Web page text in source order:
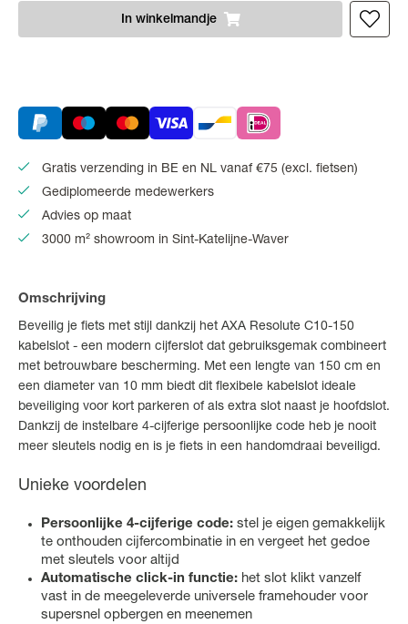
In winkelmandje
Gratis verzending in BE en NL vanaf €75 (excl. fietsen)
Gediplomeerde medewerkers
Advies op maat
3000 m² showroom in Sint-Katelijne-Waver
Omschrijving
Beveilig je fiets met stijl dankzij het AXA Resolute C10-150
kabelslot - een modern cijferslot dat gebruiksgemak combineert
met betrouwbare bescherming. Met een lengte van 150 cm en
een diameter van 10 mm biedt dit flexibele kabelslot ideale
beveiliging voor kort parkeren of als extra slot naast je hoofdslot.
Dankzij de instelbare 4-cijferige persoonlijke code heb je nooit
meer sleutels nodig en is je fiets in een handomdraai beveiligd.
Unieke voordelen
Persoonlijke 4-cijferige code: stel je eigen gemakkelijk
te onthouden cijfercombinatie in en vergeet het gedoe
met sleutels voor altijd
Automatische click-in functie: het slot klikt vanzelf
vast in de meegeleverde universele framehouder voor
supersnel opbergen en meenemen